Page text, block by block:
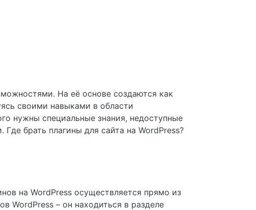
На её основе создаются как
своими навыками в области
нужны специальные знания, недоступные
брать плагины для сайта на WordPress?
на WordPress осуществляется прямо из
WordPress – он находиться в разделе